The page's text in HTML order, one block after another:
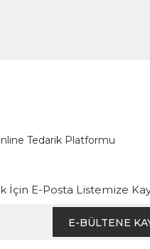
Tedarik Platformu
E-Posta Listemize
E-BÜLTENE